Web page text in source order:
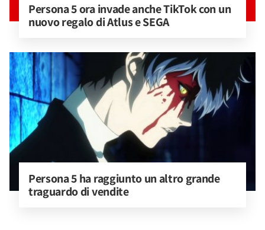
Persona 5 ora invade anche TikTok con un
nuovo regalo di Atlus e SEGA
Persona 5 ha raggiunto un altro grande
traguardo di vendite